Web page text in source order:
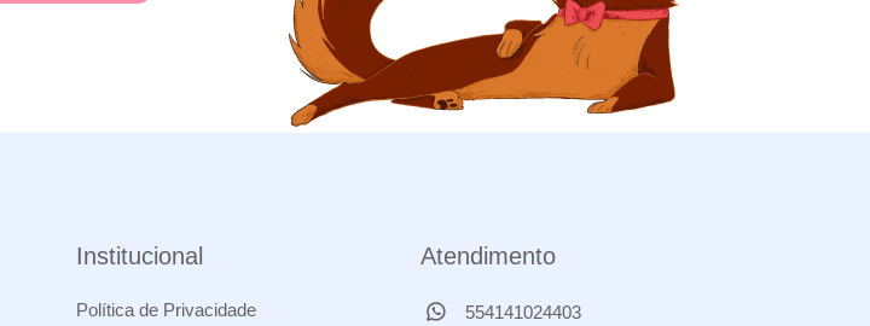
Institucional
Política de Privacidade
Atendimento
554141024403